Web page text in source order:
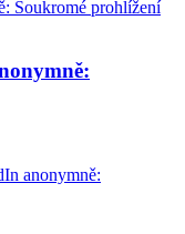
anonymně: